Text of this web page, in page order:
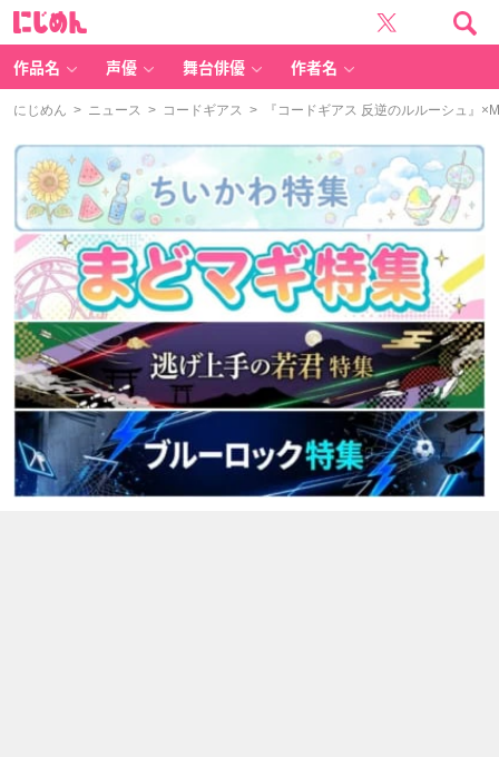
作品名 声優 舞台俳優 作者名
にじめん > ニュース > コードギアス > 『コードギアス 反逆のルルーシュ』